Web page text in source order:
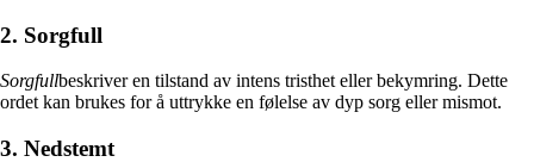
2. Sorgfull
Sorgfullbeskriver en tilstand av intens tristhet eller bekymring. Dette
ordet kan brukes for å uttrykke en følelse av dyp sorg eller mismot.
3. Nedstemt